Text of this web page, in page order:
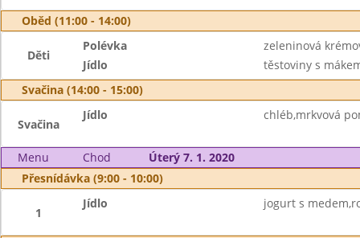
Oběd (11:00 - 14:00)
Děti
Polévka
zeleninová
Jídlo
těstoviny s
Svačina (14:00 - 15:00)
Svačina
Jídlo chléb,mrkvová
Menu Chod
Úterý 7. 1. 2020
Přesnídávka (9:00 - 10:00)
1
Jídlo jogurt s